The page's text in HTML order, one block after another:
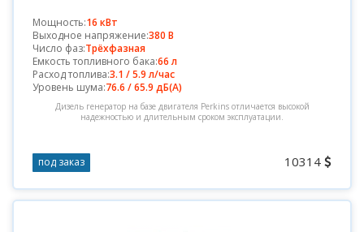
Мощность:16 кВт
Выходное напряжение:380 В
Число фаз:Трёхфазная
Емкость топливного бака:66 л
Расход топлива:3.1 / 5.9 л/час
Уровень шума:76.6 / 65.9 дБ(А)
Дизель генератор на базе двигателя Perkins отличается высокой
надежностью и длительным сроком эксплуатации.
10314
под заказ